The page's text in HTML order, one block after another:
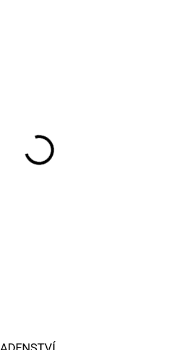
Model buggy v měřítku 1:12
motorem vč. RC volantové